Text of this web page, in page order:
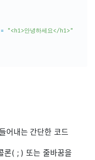
=
"<h1>안녕하세요</h1>"
어내는 간단한 코드
론( ; ) 또는 줄바꿈을